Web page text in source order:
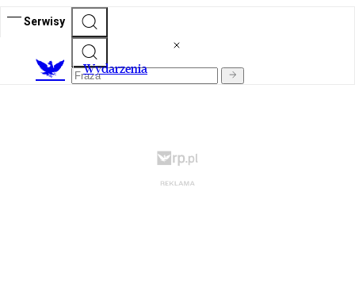
Serwisy
Wydarzenia